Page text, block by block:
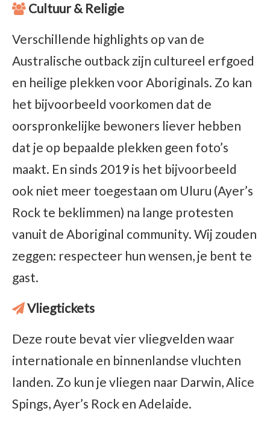
Cultuur & Religie
Verschillende highlights op van de
Australische outback zijn cultureel erfgoed
en heilige plekken voor Aboriginals. Zo kan
het bijvoorbeeld voorkomen dat de
oorspronkelijke bewoners liever hebben
dat je op bepaalde plekken geen foto’s
maakt. En sinds 2019 is het bijvoorbeeld
ook niet meer toegestaan om Uluru (Ayer’s
Rock te beklimmen) na lange protesten
vanuit de Aboriginal community. Wij zouden
zeggen: respecteer hun wensen, je bent te
gast.
Vliegtickets
Deze route bevat vier vliegvelden waar
internationale en binnenlandse vluchten
landen. Zo kun je vliegen naar Darwin, Alice
Spings, Ayer’s Rock en Adelaide.